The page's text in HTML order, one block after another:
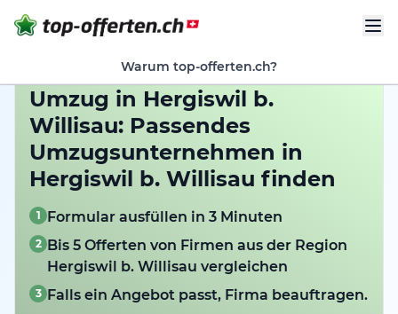
Warum top-offerten.ch?
Umzug in Hergiswil b.
Willisau: Passendes
Umzugsunternehmen in
Hergiswil b. Willisau finden
1 Formular ausfüllen in 3 Minuten
2 Bis 5 Offerten von Firmen aus der Region
Hergiswil b. Willisau vergleichen
3 Falls ein Angebot passt, Firma beauftragen.